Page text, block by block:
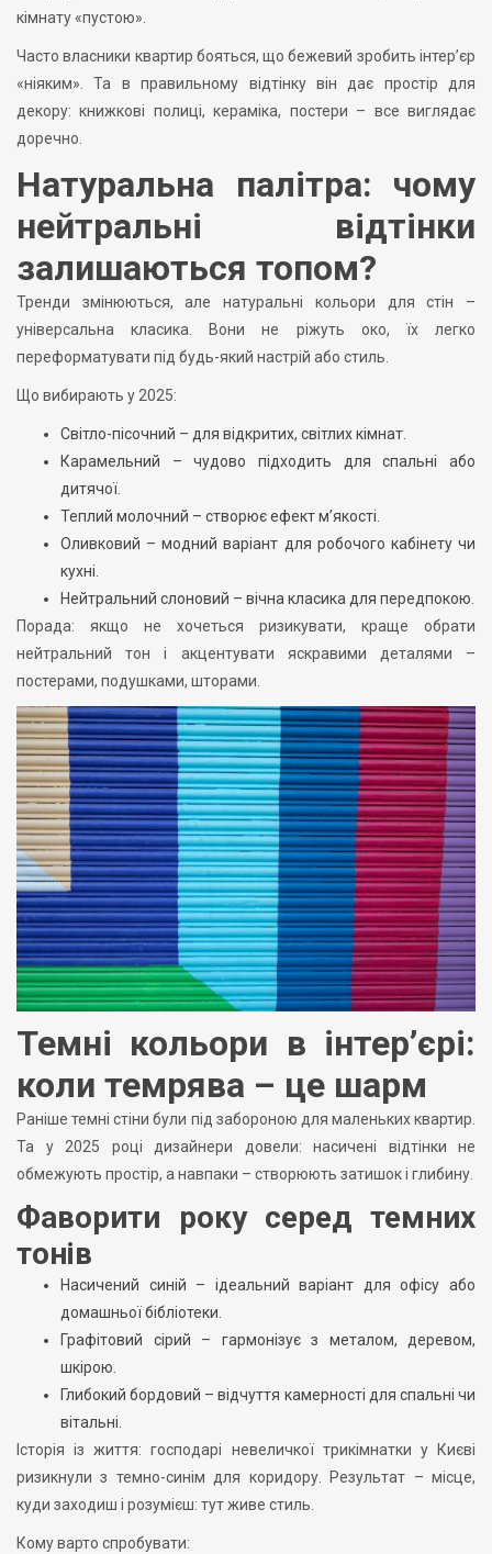
кімнату «пустою».
Часто власники квартир бояться, що бежевий зробить інтер’єр
«ніяким». Та в правильному відтінку він дає простір для
декору: книжкові полиці, кераміка, постери – все виглядає
доречно.
Натуральна палітра: чому
нейтральні відтінки
залишаються топом?
Тренди змінюються, але натуральні кольори для стін –
універсальна класика. Вони не ріжуть око, їх легко
переформатувати під будь-який настрій або стиль.
Що вибирають у 2025:
Світло-пісочний – для відкритих, світлих кімнат.
Карамельний – чудово підходить для спальні або
дитячої.
Теплий молочний – створює ефект м’якості.
Оливковий – модний варіант для робочого кабінету чи
кухні.
Нейтральний слоновий – вічна класика для передпокою.
Порада: якщо не хочеться ризикувати, краще обрати
нейтральний тон і акцентувати яскравими деталями –
постерами, подушками, шторами.
Темні кольори в інтер’єрі:
коли темрява – це шарм
Раніше темні стіни були під забороною для маленьких квартир.
Та у 2025 році дизайнери довели: насичені відтінки не
обмежують простір, а навпаки – створюють затишок і глибину.
Фаворити року серед темних
тонів
Насичений синій – ідеальний варіант для офісу або
домашньої бібліотеки.
Графітовий сірий – гармонізує з металом, деревом,
шкірою.
Глибокий бордовий – відчуття камерності для спальні чи
вітальні.
Історія із життя: господарі невеличкої трикімнатки у Києві
ризикнули з темно-синім для коридору. Результат – місце,
куди заходиш і розумієш: тут живе стиль.
Кому варто спробувати: